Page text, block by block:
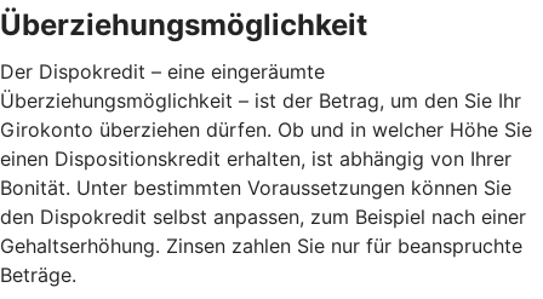
Überziehungsmöglichkeit
Der Dispokredit – eine eingeräumte
Überziehungsmöglichkeit – ist der Betrag, um den Sie Ihr
Girokonto überziehen dürfen. Ob und in welcher Höhe Sie
einen Dispositionskredit erhalten, ist abhängig von Ihrer
Bonität. Unter bestimmten Voraussetzungen können Sie
den Dispokredit selbst anpassen, zum Beispiel nach einer
Gehaltserhöhung. Zinsen zahlen Sie nur für beanspruchte
Beträge.